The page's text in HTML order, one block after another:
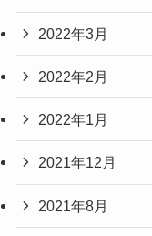
2022年3月
2022年2月
2022年1月
2021年12月
2021年8月